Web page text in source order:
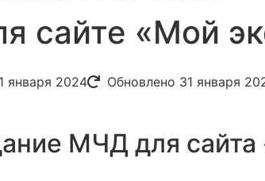
сайте «Мой
января 2024 Обновлено 31 января
МЧД для сайта